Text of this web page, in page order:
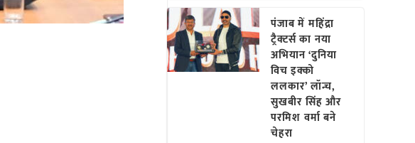
पंजाब में महिंद्रा
ट्रैक्टर्स का नया
अभियान ‘दुनिया
विच इक्को
ललकार’ लॉन्च,
सुखबीर सिंह और
परमिश वर्मा बने
चेहरा